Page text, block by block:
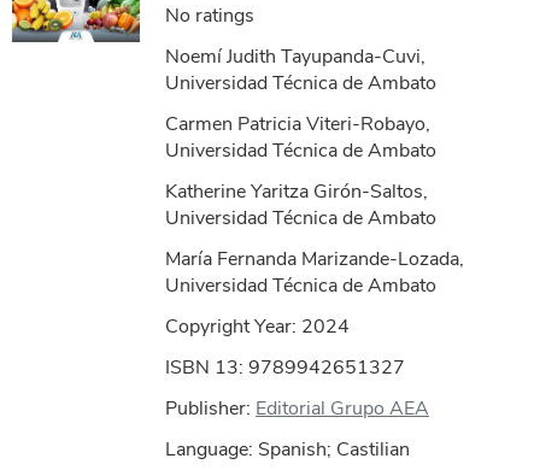
No ratings
Noemí Judith Tayupanda-Cuvi,
Universidad Técnica de Ambato
Carmen Patricia Viteri-Robayo,
Universidad Técnica de Ambato
Katherine Yaritza Girón-Saltos,
Universidad Técnica de Ambato
María Fernanda Marizande-Lozada,
Universidad Técnica de Ambato
Copyright Year: 2024
ISBN 13: 9789942651327
Publisher: Editorial Grupo AEA
Language: Spanish; Castilian